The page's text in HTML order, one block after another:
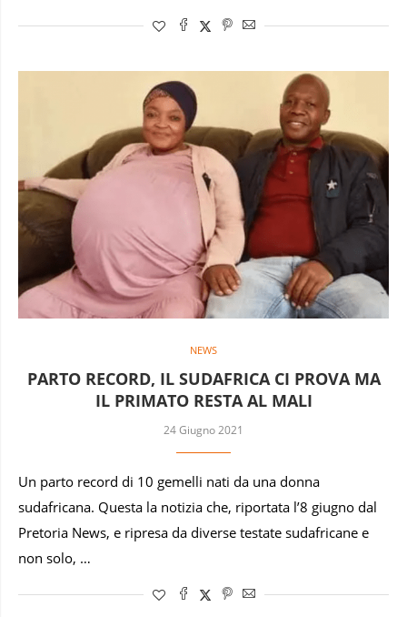
NEWS
PARTO RECORD, IL SUDAFRICA CI PROVA MA
IL PRIMATO RESTA AL MALI
24 Giugno 2021
Un parto record di 10 gemelli nati da una donna
sudafricana. Questa la notizia che, riportata l’8 giugno dal
Pretoria News, e ripresa da diverse testate sudafricane e
non solo, …